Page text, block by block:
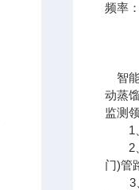
频率
智
动蒸
监测
1、
2、
门)管
3、